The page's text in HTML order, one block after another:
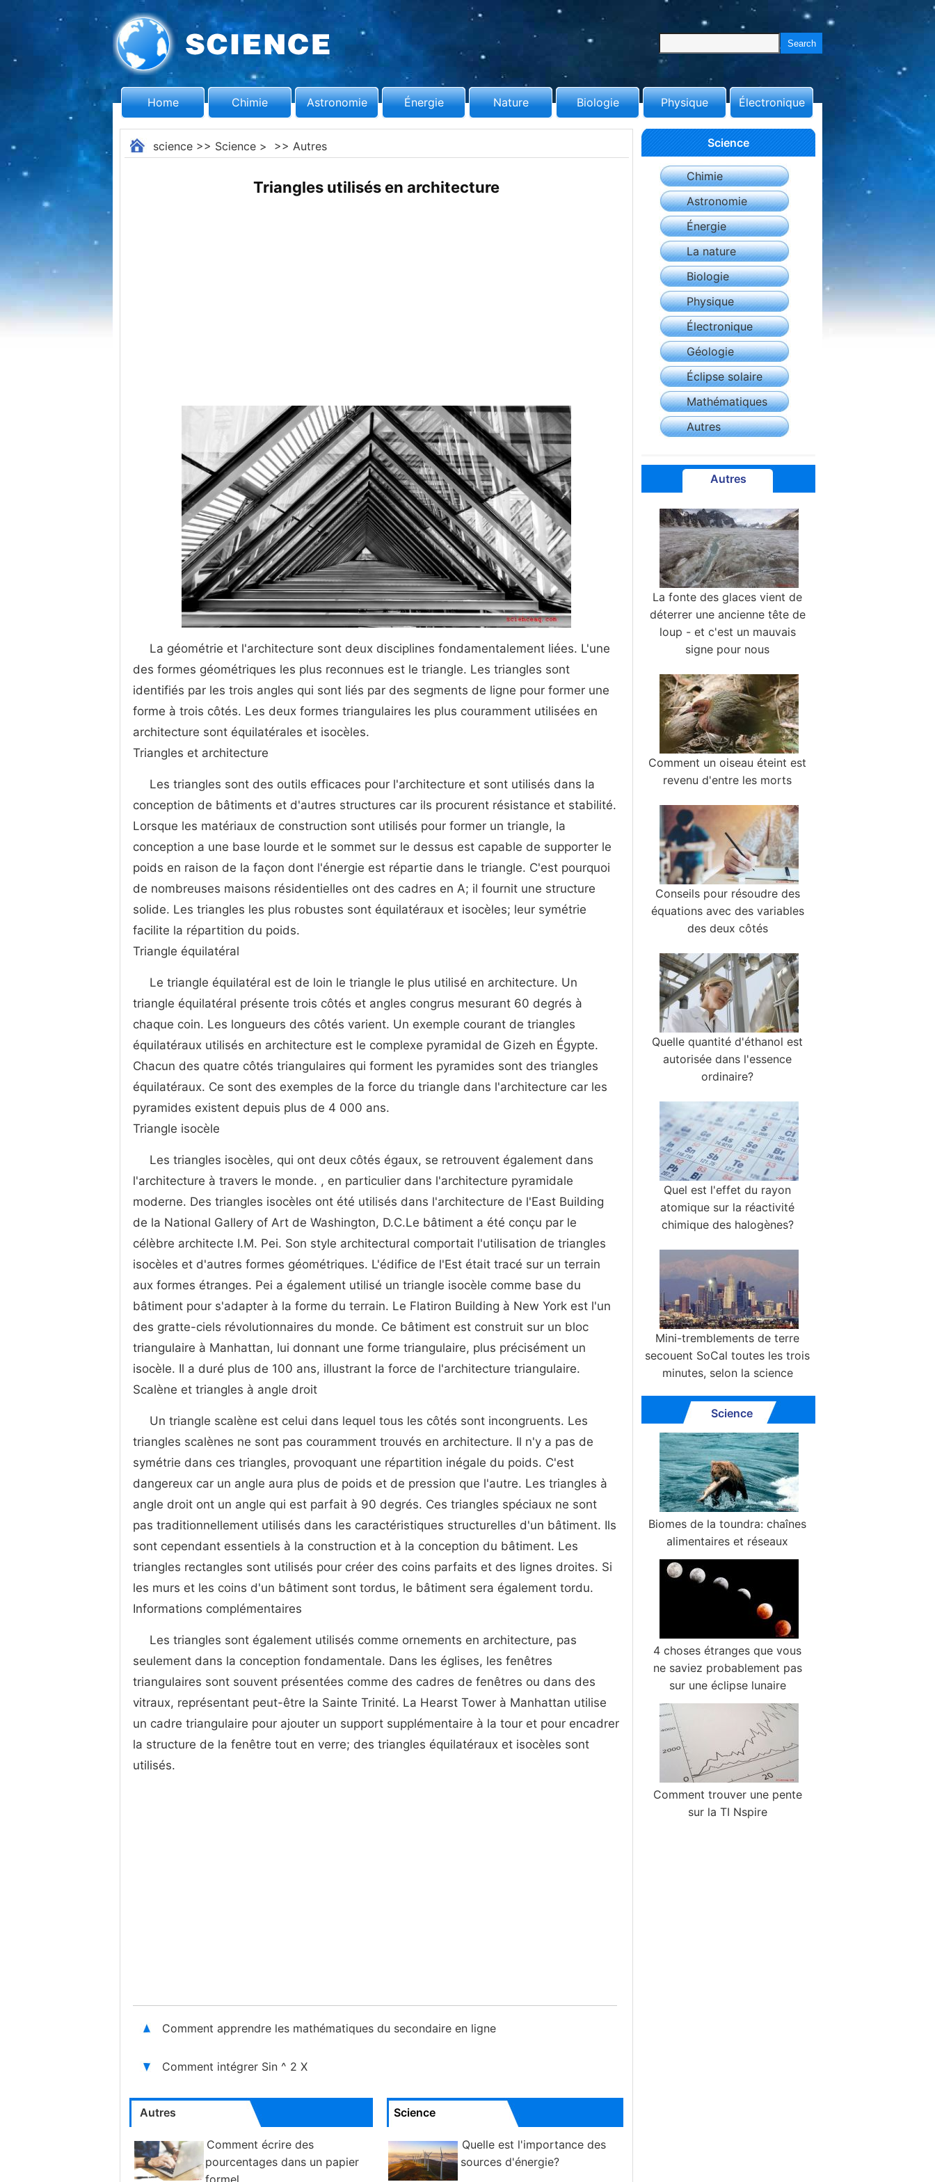
Home Chimie Astronomie Énergie Nature Biologie Physique Électronique
science>> Science> >> Autres
Triangles utilisés en architecture
La géométrie et l'architecture sont deux disciplines fondamentalement liées. L'une
des formes géométriques les plus reconnues est le triangle. Les triangles sont
identifiés par les trois angles qui sont liés par des segments de ligne pour former une
forme à trois côtés. Les deux formes triangulaires les plus couramment utilisées en
architecture sont équilatérales et isocèles.
Triangles et architecture
Les triangles sont des outils efficaces pour l'architecture et sont utilisés dans la
conception de bâtiments et d'autres structures car ils procurent résistance et stabilité.
Lorsque les matériaux de construction sont utilisés pour former un triangle, la
conception a une base lourde et le sommet sur le dessus est capable de supporter le
poids en raison de la façon dont l'énergie est répartie dans le triangle. C'est pourquoi
de nombreuses maisons résidentielles ont des cadres en A; il fournit une structure
solide. Les triangles les plus robustes sont équilatéraux et isocèles; leur symétrie
facilite la répartition du poids.
Triangle équilatéral
Le triangle équilatéral est de loin le triangle le plus utilisé en architecture. Un
triangle équilatéral présente trois côtés et angles congrus mesurant 60 degrés à
chaque coin. Les longueurs des côtés varient. Un exemple courant de triangles
équilatéraux utilisés en architecture est le complexe pyramidal de Gizeh en Égypte.
Chacun des quatre côtés triangulaires qui forment les pyramides sont des triangles
équilatéraux. Ce sont des exemples de la force du triangle dans l'architecture car les
pyramides existent depuis plus de 4 000 ans.
Triangle isocèle
Les triangles isocèles, qui ont deux côtés égaux, se retrouvent également dans
l'architecture à travers le monde. , en particulier dans l'architecture pyramidale
moderne. Des triangles isocèles ont été utilisés dans l'architecture de l'East Building
de la National Gallery of Art de Washington, D.C.Le bâtiment a été conçu par le
célèbre architecte I.M. Pei. Son style architectural comportait l'utilisation de triangles
isocèles et d'autres formes géométriques. L'édifice de l'Est était tracé sur un terrain
aux formes étranges. Pei a également utilisé un triangle isocèle comme base du
bâtiment pour s'adapter à la forme du terrain. Le Flatiron Building à New York est l'un
des gratte-ciels révolutionnaires du monde. Ce bâtiment est construit sur un bloc
triangulaire à Manhattan, lui donnant une forme triangulaire, plus précisément un
isocèle. Il a duré plus de 100 ans, illustrant la force de l'architecture triangulaire.
Scalène et triangles à angle droit
Un triangle scalène est celui dans lequel tous les côtés sont incongruents. Les
triangles scalènes ne sont pas couramment trouvés en architecture. Il n'y a pas de
symétrie dans ces triangles, provoquant une répartition inégale du poids. C'est
dangereux car un angle aura plus de poids et de pression que l'autre. Les triangles à
angle droit ont un angle qui est parfait à 90 degrés. Ces triangles spéciaux ne sont
pas traditionnellement utilisés dans les caractéristiques structurelles d'un bâtiment. Ils
sont cependant essentiels à la construction et à la conception du bâtiment. Les
triangles rectangles sont utilisés pour créer des coins parfaits et des lignes droites. Si
les murs et les coins d'un bâtiment sont tordus, le bâtiment sera également tordu.
Informations complémentaires
Les triangles sont également utilisés comme ornements en architecture, pas
seulement dans la conception fondamentale. Dans les églises, les fenêtres
triangulaires sont souvent présentées comme des cadres de fenêtres ou dans des
vitraux, représentant peut-être la Sainte Trinité. La Hearst Tower à Manhattan utilise
un cadre triangulaire pour ajouter un support supplémentaire à la tour et pour encadrer
la structure de la fenêtre tout en verre; des triangles équilatéraux et isocèles sont
utilisés.
Comment apprendre les mathématiques du secondaire en ligne
Comment intégrer Sin ^ 2 X
Autres
Comment écrire des
pourcentages dans un papier
Science
Quelle est l'importance des
sources d'énergie?
Science
Chimie
Astronomie
Énergie
La nature
Biologie
Physique
Électronique
Géologie
Éclipse solaire
Mathématiques
Autres
Autres
La fonte des glaces vient de
déterrer une ancienne tête de
loup - et c'est un mauvais
signe pour nous
Comment un oiseau éteint est
revenu d'entre les morts
Conseils pour résoudre des
équations avec des variables
des deux côtés
Quelle quantité d'éthanol est
autorisée dans l'essence
ordinaire?
Quel est l'effet du rayon
atomique sur la réactivité
chimique des halogènes?
Mini-tremblements de terre
secouent SoCal toutes les trois
minutes, selon la science
Science
Biomes de la toundra: chaînes
alimentaires et réseaux
4 choses étranges que vous
ne saviez probablement pas
sur une éclipse lunaire
Comment trouver une pente
sur la TI Nspire